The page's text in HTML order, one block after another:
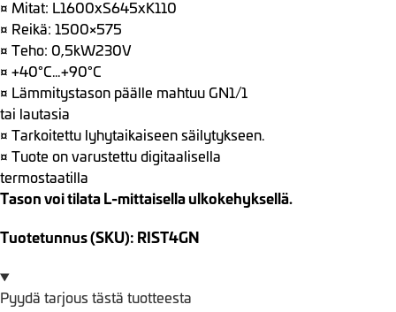
¤ Mitat: L1600xS645xK110
¤ Reikä: 1500×575
¤ Teho: 0,5kW230V
¤ +40°C…+90°C
¤ Lämmitystason päälle mahtuu GN1/1
tai lautasia
¤ Tarkoitettu lyhytaikaiseen säilytykseen.
¤ Tuote on varustettu digitaalisella
termostaatilla
Tason voi tilata L-mittaisella ulkokehyksellä.
Tuotetunnus (SKU): RIST4GN
Pyydä tarjous tästä tuotteesta